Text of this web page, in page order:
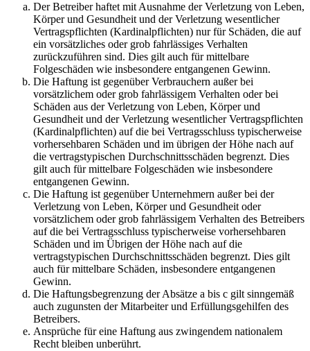
Der Betreiber haftet mit Ausnahme der Verletzung von Leben,
Körper und Gesundheit und der Verletzung wesentlicher
Vertragspflichten (Kardinalpflichten) nur für Schäden, die auf
ein vorsätzliches oder grob fahrlässiges Verhalten
zurückzuführen sind. Dies gilt auch für mittelbare
Folgeschäden wie insbesondere entgangenen Gewinn.
Die Haftung ist gegenüber Verbrauchern außer bei
vorsätzlichem oder grob fahrlässigem Verhalten oder bei
Schäden aus der Verletzung von Leben, Körper und
Gesundheit und der Verletzung wesentlicher Vertragspflichten
(Kardinalpflichten) auf die bei Vertragsschluss typischerweise
vorhersehbaren Schäden und im übrigen der Höhe nach auf
die vertragstypischen Durchschnittsschäden begrenzt. Dies
gilt auch für mittelbare Folgeschäden wie insbesondere
entgangenen Gewinn.
Die Haftung ist gegenüber Unternehmern außer bei der
Verletzung von Leben, Körper und Gesundheit oder
vorsätzlichem oder grob fahrlässigem Verhalten des Betreibers
auf die bei Vertragsschluss typischerweise vorhersehbaren
Schäden und im Übrigen der Höhe nach auf die
vertragstypischen Durchschnittsschäden begrenzt. Dies gilt
auch für mittelbare Schäden, insbesondere entgangenen
Gewinn.
Die Haftungsbegrenzung der Absätze a bis c gilt sinngemäß
auch zugunsten der Mitarbeiter und Erfüllungsgehilfen des
Betreibers.
Ansprüche für eine Haftung aus zwingendem nationalem
Recht bleiben unberührt.